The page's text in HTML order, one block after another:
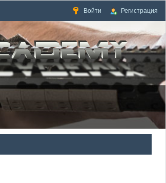
Войти Регистрация